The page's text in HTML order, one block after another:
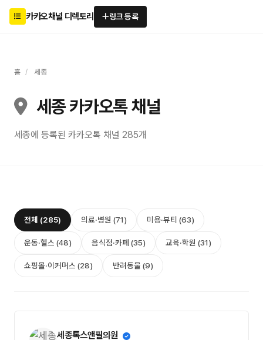
카카오채널 디렉토리 링크 등록
홈 / 세종
세종 카카오톡 채널
세종에 등록된 카카오톡 채널 285개
전체 (285) 의료·병원 (71) 미용·뷰티 (63)
운동·헬스 (48) 음식점·카페 (35) 교육·학원 (31)
쇼핑몰·이커머스 (28) 반려동물 (9)
세종톡스앤필의원